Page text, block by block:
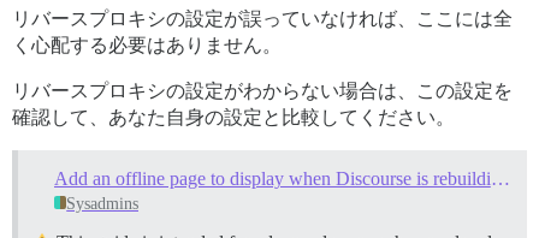
リバースプロキシの設定が誤っていなければ、ここには全
く心配する必要はありません。
リバースプロキシの設定がわからない場合は、この設定を
確認して、あなた自身の設定と比較してください。
Add an offline page to display when Discourse is rebuilding or starting up
Sysadmins